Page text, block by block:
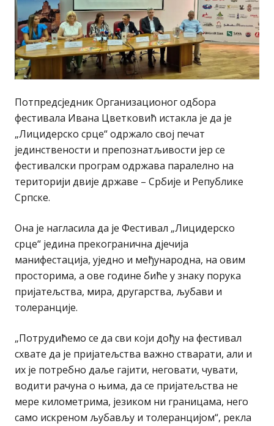
Потпредсједник Организационог одбора
фестивала Ивана Цветковић истакла је да је
„Лицидерско срце“ одржало свој печат
јединствености и препознатљивости јер се
фестивалски програм одржава паралелно на
територији двије државе – Србије и Републике
Српске.
Она је нагласила да је Фестивал „Лицидерско
срце“ једина прекогранична дјечија
манифестација, уједно и међународна, на овим
просторима, а ове године биће у знаку порука
пријатељства, мира, другарства, љубави и
толеранције.
„Потрудићемо се да сви који дођу на фестивал
схвате да је пријатељства важно стварати, али и
их је потребно даље гајити, неговати, чувати,
водити рачуна о њима, да се пријатељства не
мере километрима, језиком ни границама, него
само искреном љубављу и толеранцијом“, рекла